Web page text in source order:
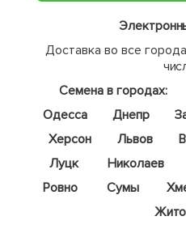
Доставка во все
Семена в городах:
Одесса
Днепр
Херсон
Львов
Луцк
Николаев
Ровно
Сумы